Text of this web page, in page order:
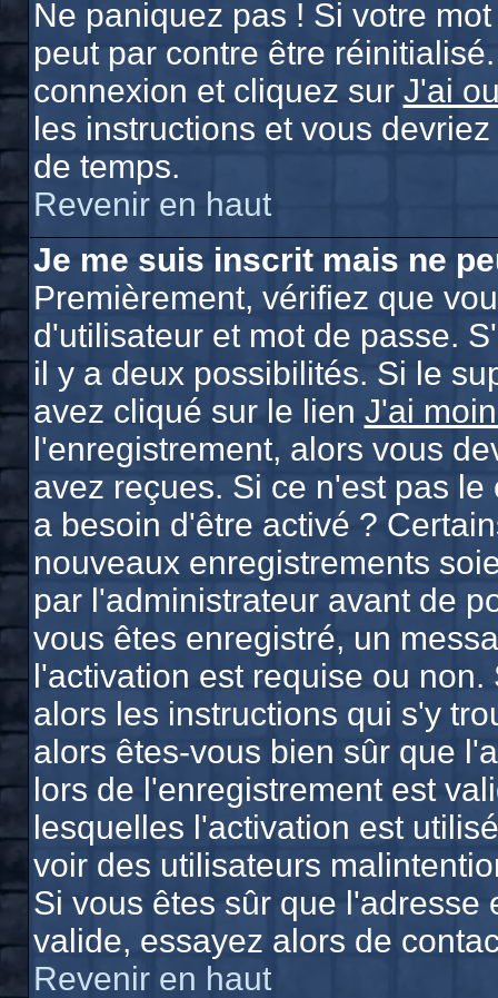
Ne paniquez pas ! Si votre
peut par contre être
connexion et cliquez sur J'ai
les instructions et vous
de temps.
Revenir en haut
Je me suis inscrit mais ne
Premièrement, vérifiez que
d'utilisateur et mot de passe.
il y a deux possibilités. Si le
avez cliqué sur le lien J'ai
l'enregistrement, alors vous
avez reçues. Si ce n'est pas
a besoin d'être activé ?
nouveaux enregistrements
par l'administrateur avant de
vous êtes enregistré, un
l'activation est requise ou
alors les instructions qui s'y
alors êtes-vous bien sûr que
lors de l'enregistrement est
lesquelles l'activation est
voir des utilisateurs
Si vous êtes sûr que l'adresse
valide, essayez alors de
Revenir en haut